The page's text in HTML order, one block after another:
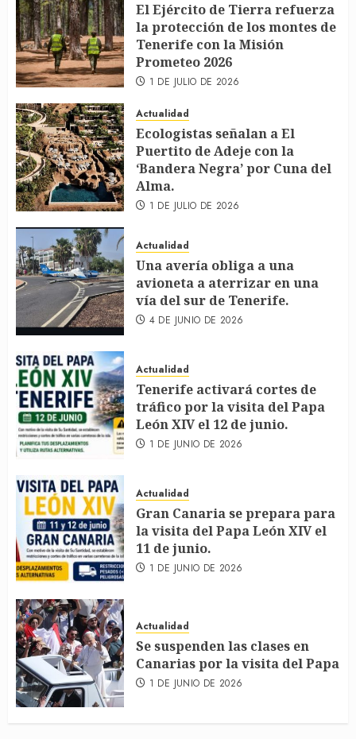
El Ejército de Tierra refuerza
la protección de los montes de
Tenerife con la Misión
Prometeo 2026
1 DE JULIO DE 2026
Actualidad
Ecologistas señalan a El
Puertito de Adeje con la
‘Bandera Negra’ por Cuna del
Alma.
1 DE JULIO DE 2026
Actualidad
Una avería obliga a una
avioneta a aterrizar en una
vía del sur de Tenerife.
4 DE JUNIO DE 2026
Actualidad
Tenerife activará cortes de
tráfico por la visita del Papa
León XIV el 12 de junio.
1 DE JUNIO DE 2026
Actualidad
Gran Canaria se prepara para
la visita del Papa León XIV el
11 de junio.
1 DE JUNIO DE 2026
Actualidad
Se suspenden las clases en
Canarias por la visita del Papa
1 DE JUNIO DE 2026